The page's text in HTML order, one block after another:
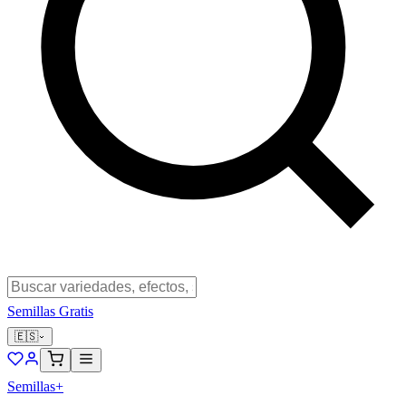
Semillas Gratis
🇪🇸
Semillas+